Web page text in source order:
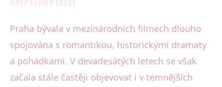
Praha bývala v mezinárodních filmech dlouho
spojována s romantikou, historickými dramaty
a pohádkami. V devadesátých letech se však
začala stále častěji objevovat i v temnějších